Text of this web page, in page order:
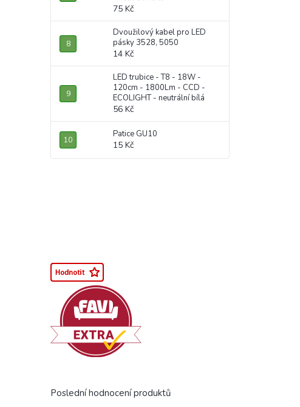
75 Kč
Dvoužilový kabel pro LED
pásky 3528, 5050
14 Kč
LED trubice - T8 - 18W -
120cm - 1800Lm - CCD -
ECOLIGHT - neutrální bílá
56 Kč
Patice GU10
15 Kč
Poslední hodnocení produktů